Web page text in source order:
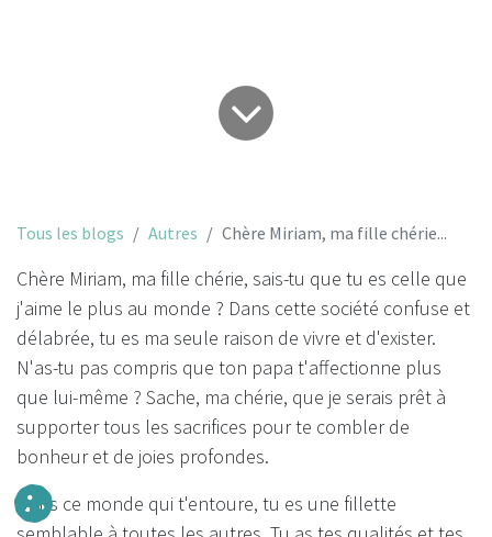
Tous les blogs Autres Chère Miriam, ma fille chérie...
Chère Miriam, ma fille chérie, sais-tu que tu es celle que
j'aime le plus au monde ? Dans cette société confuse et
délabrée, tu es ma seule raison de vivre et d'exister.
N'as-tu pas compris que ton papa t'affectionne plus
que lui-même ? Sache, ma chérie, que je serais prêt à
supporter tous les sacrifices pour te combler de
bonheur et de joies profondes.
Dans ce monde qui t'entoure, tu es une fillette